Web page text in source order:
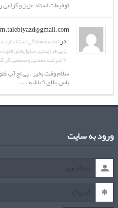
توفیقات استاد عزیز و گرامی
m.talebiyazd@gmail.com
در:جلسه هفتگی
۷ شرکت معدنی و صنعتی گل‌گهر
سلام وقت بخیر . پی اچ آب
باس بالای ۹ باشه . ...
ورود به سایت